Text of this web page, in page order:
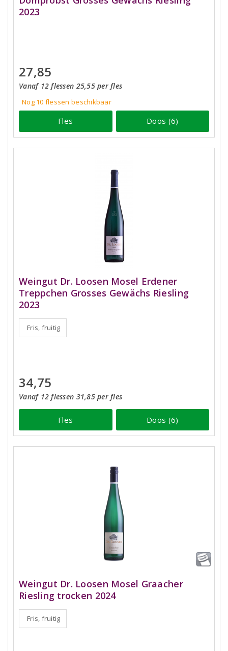
2023
27,85
Vanaf 12 flessen 25,55 per fles
Nog 10 flessenbeschikbaar
Fles Doos (6)
Weingut Dr. Loosen Mosel Erdener
Treppchen Grosses Gewächs Riesling
2023
Fris, fruitig
34,75
Vanaf 12 flessen 31,85 per fles
Fles Doos (6)
Weingut Dr. Loosen Mosel Graacher
Riesling trocken 2024
Fris, fruitig